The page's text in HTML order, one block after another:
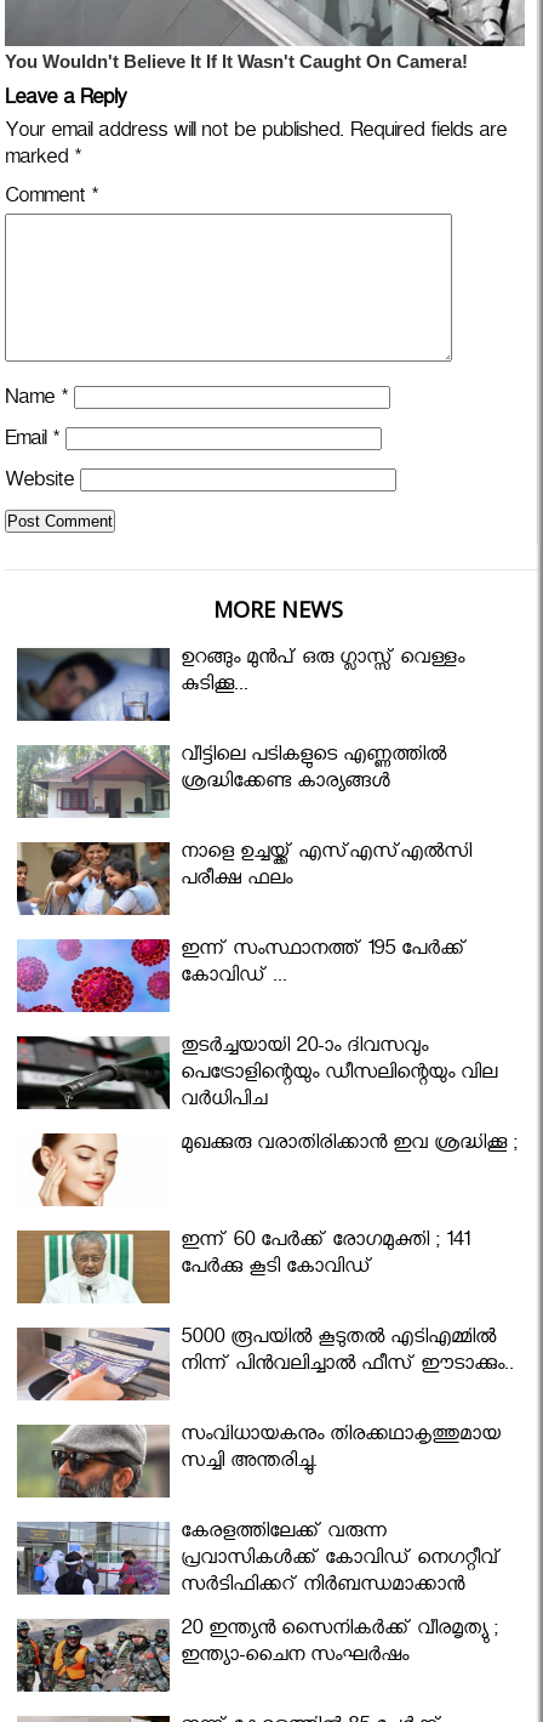
Leave a Reply
Your email address will not be published. Required fields are
marked *
Comment *
Name *
Email *
Website
MORE NEWS
ഉറങ്ങും മുന്‍പ് ഒരു ഗ്ലാസ്സ് വെള്ളം
കുടിക്കൂ...
വീട്ടിലെ പടികളുടെ എണ്ണത്തിൽ
ശ്രദ്ധിക്കേണ്ട കാര്യങ്ങൾ
നാളെ ഉച്ചയ്ക്ക് എസ്എസ്എല്‍സി
പരീക്ഷ ഫലം
ഇന്ന് സംസ്ഥാനത്ത് 195 പേര്‍ക്ക്
കോവിഡ് ...
തുടർച്ചയായി 20-ാം ദിവസവും
പെട്രോളിന്റെയും ഡീസലിന്റെയും വില
വര്‍ധിപ്പിച്ചു
മുഖക്കുരു വരാതിരിക്കാന്‍ ഇവ ശ്രദ്ധിക്കൂ ;
ഇന്ന് 60 പേർക്ക് രോഗമുക്തി ; 141
പേര്‍ക്കു കൂടി കോവിഡ്
5000 രൂപയിൽ കൂടുതൽ എടിഎമ്മിൽ
നിന്ന് പിൻവലിച്ചാൽ ഫീസ് ഈടാക്കും..
സംവിധായകനും തിരക്കഥാകൃത്തുമായ
സച്ചി അന്തരിച്ചു.
കേരളത്തിലേക്ക് വരുന്ന
പ്രവാസികള്‍ക്ക് കോവിഡ് നെഗറ്റീവ്
സര്‍ട്ടിഫിക്കറ്റ് നിർബന്ധമാക്കാൻ
മന്ത്രിസഭ
20 ഇന്ത്യൻ സൈനികർക്ക് വീരമൃത്യു ;
ഇന്ത്യാ-ചൈന സംഘർഷം